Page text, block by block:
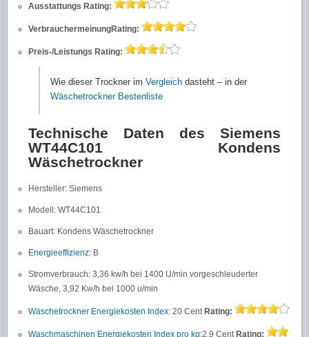
Ausstattungs Rating:
VerbrauchermeinungRating:
Preis-/Leistungs Rating:
Wie dieser Trockner im Vergleich dasteht – in der
Wäschetrockner Bestenliste
Technische Daten des Siemens
WT44C101 Kondens
Wäschetrockner
Hersteller: Siemens
Modell: WT44C101
Bauart: Kondens Wäschetrockner
Energieeffizienz: B
Stromverbrauch: 3,36 kw/h bei 1400 U/min vorgeschleuderter
Wäsche, 3,92 Kw/h bei 1000 u/min
Wäschetrockner Energiekosten Index: 20 Cent Rating:
Waschmaschinen Energiekosten Index pro kg:2,9 Cent Rating: